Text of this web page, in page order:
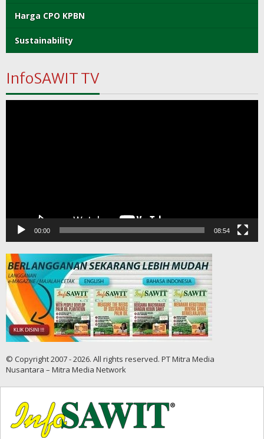
Harga CPO KPBN
Sustainability
InfoSAWIT TV
00:00 08:54
© Copyright 2007 - 2026. All rights reserved. PT Mitra Media
Nusantara – Mitra Media Network